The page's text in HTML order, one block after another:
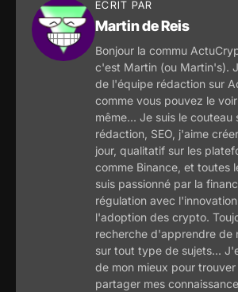
ECRIT PAR
Martin de Reis
Bonjour la commu
c'est Martin (ou Martin's).
de l'équipe rédaction sur
comme vous pouvez le
même... Je suis le couteau
rédaction, SEO, j'aime
jour, qualitatif sur les
comme Binance, et toutes
suis passionné par la
régulation avec
l'adoption des crypto.
recherche d'apprendre de
sur tout type de sujets...
de mon mieux pour
partager mes